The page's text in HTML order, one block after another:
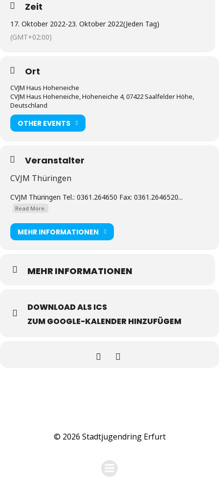
Zeit
17. Oktober 2022-23. Oktober 2022(Jeden Tag)
(GMT+02:00)
Ort
CVJM Haus Hoheneiche
CVJM Haus Hoheneiche, Hoheneiche 4, 07422 Saalfelder Höhe,
Deutschland
OTHER EVENTS
Veranstalter
CVJM Thüringen
CVJM Thüringen Tel.: 0361.264650 Fax: 0361.2646520...
Read More.
MEHR INFORMATIONEN
MEHR INFORMATIONEN
DOWNLOAD ALS ICS
ZUM GOOGLE-KALENDER HINZUFÜGEM
© 2026 Stadtjugendring Erfurt